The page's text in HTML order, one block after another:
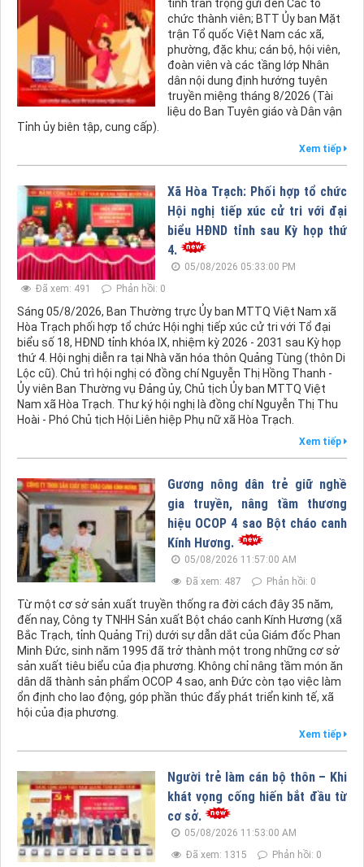
chức thành viên; BTT Ủy ban Mặt
trận Tổ quốc Việt Nam các xã,
phường, đặc khu; cán bộ, hội viên,
đoàn viên và các tầng lớp Nhân
dân nội dung định hướng tuyên
truyền miệng tháng 8/2026 (Tài
liệu do Ban Tuyên giáo và Dân vận
Tỉnh ủy biên tập, cung cấp).
Xem tiếp
Xã Hòa Trạch: Phối hợp tổ chức
Hội nghị tiếp xúc cử tri với đại
biểu HĐND tỉnh sau Kỳ họp thứ
4.
05/08/2026 05:33:00 PM
Đã xem: 491
Phản hồi: 0
Sáng 05/8/2026, Ban Thường trực Ủy ban MTTQ Việt Nam xã
Hòa Trạch phối hợp tổ chức Hội nghị tiếp xúc cử tri với Tổ đại
biểu số 18, HĐND tỉnh khóa IX, nhiệm kỳ 2026 - 2031 sau Kỳ họp
thứ 4. Hội nghị diễn ra tại Nhà văn hóa thôn Quảng Tùng (thôn Di
Lộc cũ). Chủ trì hội nghị có đồng chí Nguyễn Thị Hồng Thanh -
Ủy viên Ban Thường vụ Đảng ủy, Chủ tịch Ủy ban MTTQ Việt
Nam xã Hòa Trạch. Thư ký hội nghị là đồng chí Nguyễn Thị Thu
Hoài - Phó Chủ tịch Hội Liên hiệp Phụ nữ xã Hòa Trạch.
Xem tiếp
Gương nông dân trẻ giữ nghề
gia truyền, nâng tầm thương
hiệu OCOP 4 sao Bột cháo canh
Kính Hương.
05/08/2026 11:57:00 AM
Đã xem: 487
Phản hồi: 0
Từ một cơ sở sản xuất truyền thống ra đời cách đây 35 năm,
đến nay, Công ty TNHH Sản xuất Bột cháo canh Kính Hương (xã
Bắc Trạch, tỉnh Quảng Trị) dưới sự dẫn dắt của Giám đốc Phan
Minh Đức, sinh năm 1995 đã trở thành một trong những cơ sở
sản xuất tiêu biểu của địa phương. Không chỉ nâng tầm món ăn
dân dã thành sản phẩm OCOP 4 sao, anh Đức còn tạo việc làm
ổn định cho lao động, góp phần thúc đẩy phát triển kinh tế, xã
hội của địa phương.
Xem tiếp
Người trẻ làm cán bộ thôn – Khi
khát vọng cống hiến bắt đầu từ
cơ sở.
05/08/2026 11:53:00 AM
Đã xem: 1315
Phản hồi: 0